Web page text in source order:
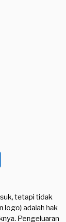
tetapi tidak
logo) adalah hak
Pengeluaran